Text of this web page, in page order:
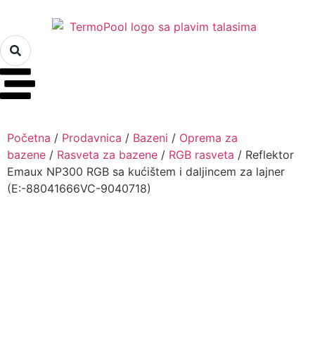
Početna / Prodavnica / Bazeni / Oprema za
bazene / Rasveta za bazene / RGB rasveta / Reflektor
Emaux NP300 RGB sa kućištem i daljincem za lajner
(E:-88041666VC-9040718)